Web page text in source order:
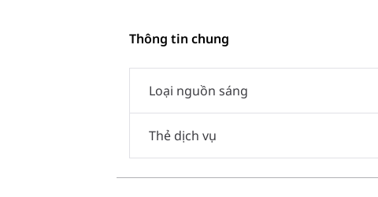
Thông tin chung
Loại nguồn sáng
Thẻ dịch vụ